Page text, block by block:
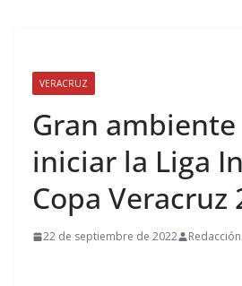
VERACRUZ
Gran
iniciar la Liga
Copa Veracruz
22 de septiembre de 2022 Redacción